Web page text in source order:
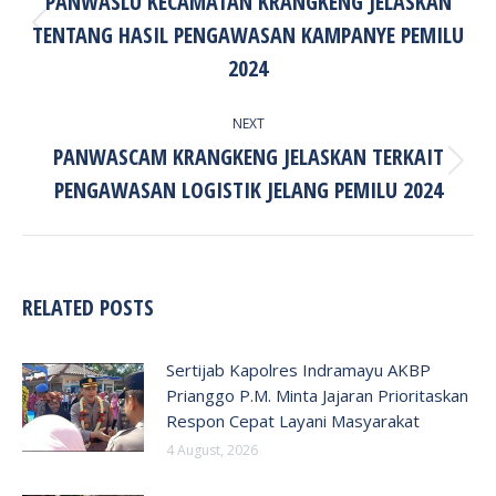
Previous
post:
TENTANG HASIL PENGAWASAN KAMPANYE PEMILU
2024
NEXT
Next
post:
PANWASCAM KRANGKENG JELASKAN TERKAIT
PENGAWASAN LOGISTIK JELANG PEMILU 2024
RELATED POSTS
Sertijab Kapolres Indramayu AKBP
Prianggo P.M. Minta Jajaran Prioritaskan
Respon Cepat Layani Masyarakat
4 August, 2026